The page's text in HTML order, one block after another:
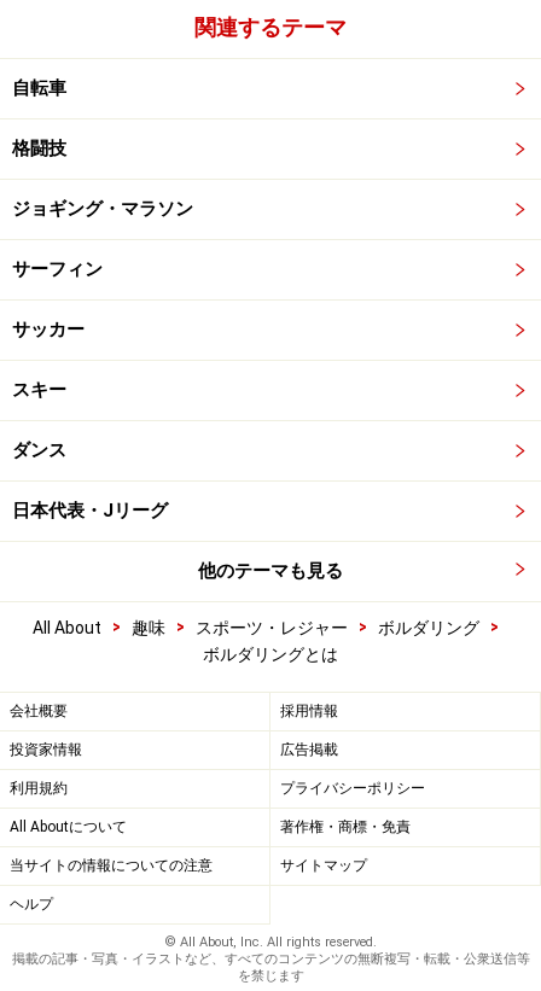
関連するテーマ
自転車
格闘技
ジョギング・マラソン
サーフィン
サッカー
スキー
ダンス
日本代表・Jリーグ
他のテーマも見る
All About > 趣味 > スポーツ・レジャー > ボルダリング
>
ボルダリングとは
会社概要 採用情報
投資家情報 広告掲載
利用規約 プライバシーポリシー
All Aboutについて 著作権・商標・免責
当サイトの情報についての注意 サイトマップ
ヘルプ
© All About, Inc. All rights reserved.
掲載の記事・写真・イラストなど、すべてのコンテンツの無断複写・転載・公衆送信等
を禁じます